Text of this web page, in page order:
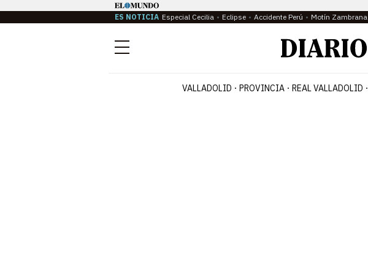
ES NOTICIA Especial Cecilia Eclipse Accidente Perú Motín Zambrana
Menú
VALLADOLID PROVINCIA REAL VALLADOLID